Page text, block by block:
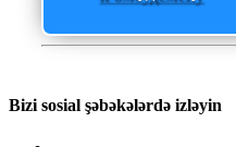
Bizi sosial şəbəkələrdə izləyin